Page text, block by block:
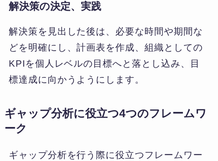
解決策の決定、実践
解決策を見出した後は、必要な時間や期間な
どを明確にし、計画表を作成、組織としての
KPIを個人レベルの目標へと落とし込み、目
標達成に向かうようにします。
ギャップ分析に役立つ4つのフレームワ
ーク
ギャップ分析を行う際に役立つフレームワー